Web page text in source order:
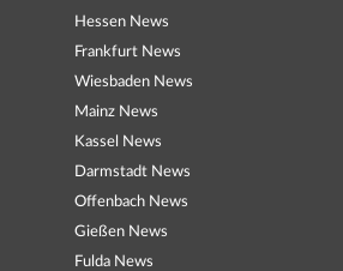
Hessen News
Frankfurt News
Wiesbaden News
Mainz News
Kassel News
Darmstadt News
Offenbach News
Gießen News
Fulda News